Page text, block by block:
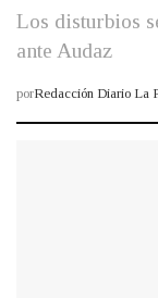
Los disturbios
ante Audaz
porRedacción Diario La